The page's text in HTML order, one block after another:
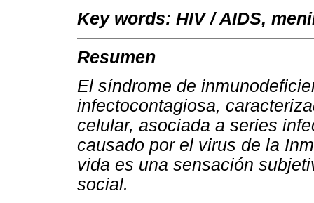
Key words: HIV / AIDS,
Resumen
El síndrome de
infectocontagiosa,
celular, asociada a series
causado por el virus de la
vida es una sensación
social.